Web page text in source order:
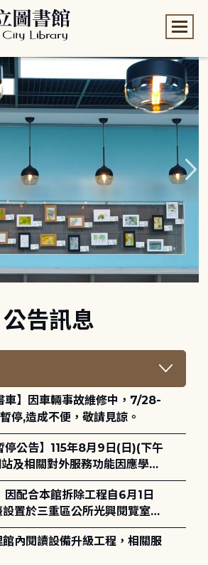
公告訊息
停,造成不便，敬請見諒。
及相關對外服務功能因應學術
服務。
置於三重區公所光興閱覽室，
諒。
館內閱讀設備升級工程，相關服